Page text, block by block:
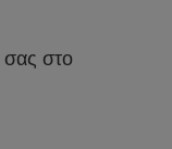
σας στο